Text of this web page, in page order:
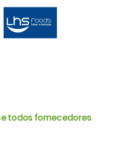
todos fornecedores